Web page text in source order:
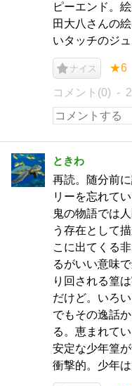
ピーエンド。
田大八さんの
いタッチのジ
ナイス ★6
コメント(0)
ときわ
再読。随分前
リーを忘れて
鬼の物語では
う存在として
こに出てくる
るがいい意味
り回される篁
だけど。いろ
でもその逸話
る。恵まれて
安定な少年篁
衝撃的。少年は